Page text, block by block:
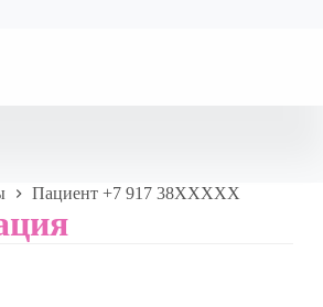
Пациент +7 917 38XXXXX